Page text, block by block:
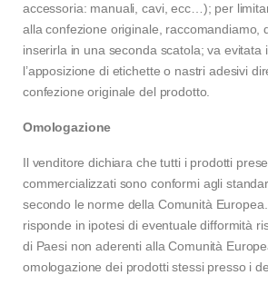
accessoria: manuali, cavi, ecc…); per
alla confezione originale, raccomandiamo,
inserirla in una seconda scatola; va evitata
l’apposizione di etichette o nastri adesivi
confezione originale del prodotto.
Omologazione
Il venditore dichiara che tutti i prodotti
commercializzati sono conformi agli
secondo le norme della Comunità
risponde in ipotesi di eventuale difformità
di Paesi non aderenti alla Comunità
omologazione dei prodotti stessi presso i